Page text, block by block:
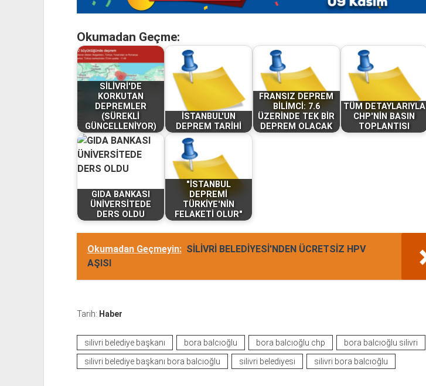
Okumadan Geçme:
SİLİVRİ'DE
KORKUTAN
DEPREMLER
(SÜREKLİ
GÜNCELLENİYOR)
İSTANBUL'UN
DEPREM TARİHİ
FRANSIZ DEPREM
BİLİMCİ: 7.6
ÜZERİNDE TEK BİR
DEPREM OLACAK
TÜM DETAYLARIYLA
CHP'NİN BASIN
TOPLANTISI
GIDA BANKASI
ÜNİVERSİTEDE
DERS OLDU
"İSTANBUL
DEPREMİ
TÜRKİYE'NİN
FELAKETİ OLUR"
Okumadan Geçmeyin: SİLİVRİ BELEDİYESİ'NDEN ÜCRETSİZ HPV
AŞISI
Tarih: Haber
silivri belediye başkanı bora balcıoğlu bora balcıoğlu chp
bora balcıoğlu silivri
silivri belediye başkanı bora balcıoğlu
silivri belediyesi silivri bora balcıoğlu